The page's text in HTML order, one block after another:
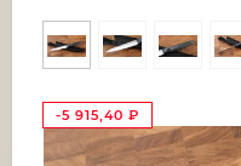
-5 915,40 ₽